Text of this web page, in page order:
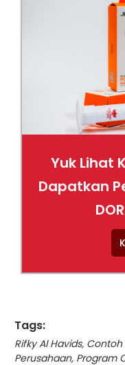
Yuk Lihat
Dapatkan
Tags:
Rifky Al Havids, Contoh
Perusahaan, Program